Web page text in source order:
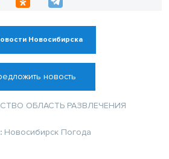
Новосибирска
новость
ОБЛАСТЬ РАЗВЛЕЧЕНИЯ
Новосибирск Погода